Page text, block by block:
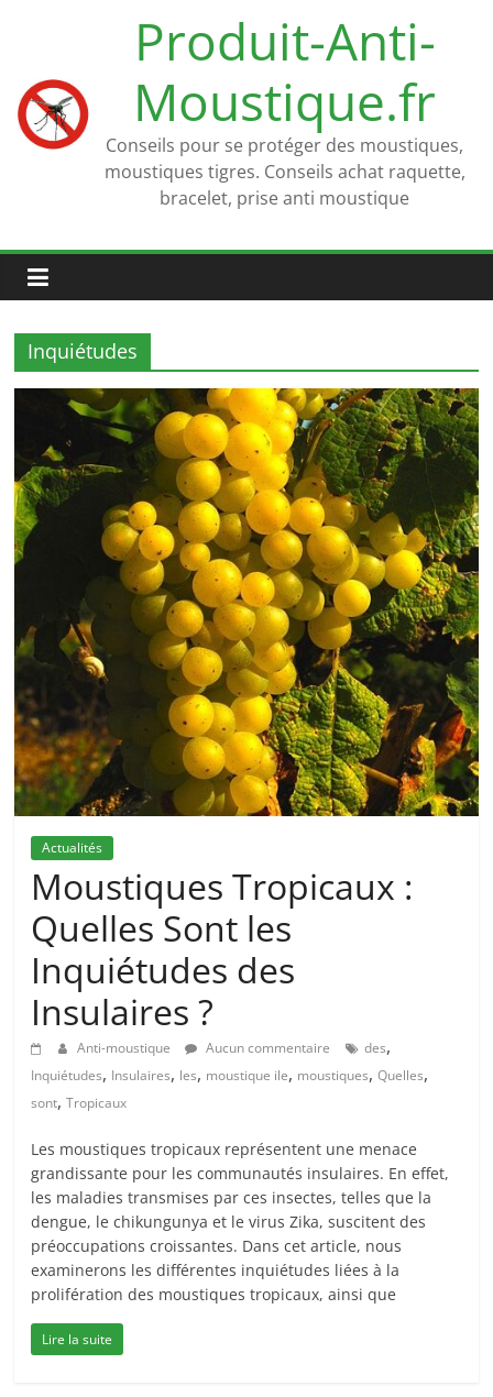
Produit-Anti-
Moustique.fr
Conseils pour se protéger des moustiques,
moustiques tigres. Conseils achat raquette,
bracelet, prise anti moustique
Inquiétudes
Actualités
Moustiques Tropicaux :
Quelles Sont les
Inquiétudes des
Insulaires ?
Anti-moustique Aucun commentaire des,
Inquiétudes, Insulaires, les, moustique ile, moustiques,Quelles,
sont,Tropicaux
Les moustiques tropicaux représentent une menace
grandissante pour les communautés insulaires. En effet,
les maladies transmises par ces insectes, telles que la
dengue, le chikungunya et le virus Zika, suscitent des
préoccupations croissantes. Dans cet article, nous
examinerons les différentes inquiétudes liées à la
prolifération des moustiques tropicaux, ainsi que
Lire la suite